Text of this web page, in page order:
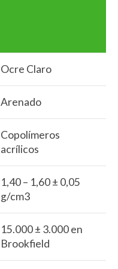
Ocre Claro
Arenado
Copolímeros
acrílicos
1,40 – 1,60 ± 0,05
g/cm3
15.000 ± 3.000 en
Brookfield